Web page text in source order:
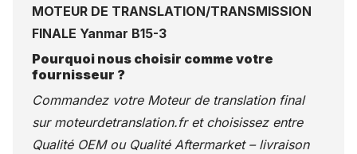
MOTEUR DE TRANSLATION/TRANSMISSION
FINALE Yanmar B15-3
Pourquoi nous choisir comme votre
fournisseur ?
Commandez votre Moteur de translation final
sur moteurdetranslation.fret choisissez entre
Qualité OEM ou Qualité Aftermarket – livraison